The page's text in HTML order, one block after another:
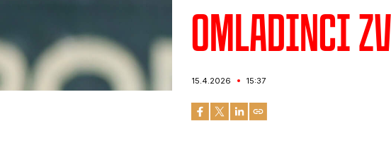
Omladinci
15.4.2026 15:37